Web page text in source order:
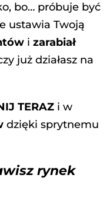
bo… próbuje być
ustawia Twoją
i zarabiał
już działasz na
TERAZi w
dzięki sprytnemu
rynek